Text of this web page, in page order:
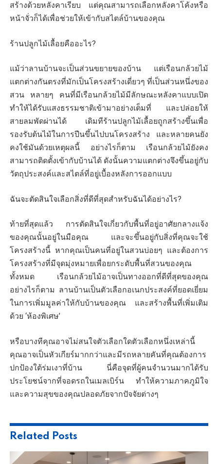
สร้างด้วยหลังคาเรียบ แต่คุณสามารถเลือกหลังคาโค้งหรือ
หน้าจั่วก็ได้เพื่อช่วยให้เข้ากับสไตล์บ้านของคุณ
ร้านปลูกไม้เลื้อยคืออะไร?
แม้ว่าลานบ้านจะเป็นส่วนขยายของบ้าน แต่เรือนกล้วยไม้
แตกต่างกันตรงที่มักเป็นโครงสร้างเดี่ยวๆ ที่เป็นส่วนหนึ่งของ
สวน หลายๆ คนที่มีเรือนกล้วยไม้มีลักษณะหลังคาแบบเปิด
ทำให้ได้รับแสงธรรมชาติเข้ามาอย่างเต็มที่ และปล่อยให้
สายลมพัดผ่านได้ เดิมทีร้านปลูกไม้เลื้อยถูกสร้างขึ้นเพื่อ
รองรับต้นไม้ในการปีนขึ้นไปบนโครงสร้าง และหลายคนยัง
คงใช้มันด้วยเหตุผลนี้ อย่างไรก็ตาม เรือนกล้วยไม้ยังคง
สามารถติดตั้งเข้ากับบ้านได้ ดังนั้นความแตกต่างจึงขึ้นอยู่กับ
วัตถุประสงค์และสไตล์ที่อยู่เบื้องหลังการออกแบบ
ฉันจะตัดสินใจเลือกสิ่งที่ดีที่สุดสำหรับฉันได้อย่างไร?
ท้ายที่สุดแล้ว การตัดสินใจเกี่ยวกับพื้นที่อยู่อาศัยกลางแจ้ง
ของคุณนั้นอยู่ในมือคุณ และจะขึ้นอยู่กับสิ่งที่คุณจะใช้
โครงสร้างนี้ หากคุณเป็นคนที่อยู่ในสวนบ่อยๆ และต้องการ
โครงสร้างที่มีจุดมุ่งหมายเพื่อยกระดับพื้นที่สวนของคุณ
ทั้งหมด เรือนกล้วยไม้อาจเป็นทางออกที่ดีที่สุดของคุณ
อย่างไรก็ตาม ลานบ้านเป็นตัวเลือกอเนกประสงค์ที่ยอดเยี่ยม
ในการเพิ่มมูลค่าให้กับบ้านของคุณ และสร้างพื้นที่เพิ่มเติม
ด้วย ‘ห้องพิเศษ’
หรือบางทีคุณอาจไม่สนใจตัวเลือกใดตัวเลือกหนึ่งเหล่านี้
คุณอาจเป็นหัวเกียร์มากกว่าและมีรถหลายคันที่คุณต้องการ
ปกป้องใต้ร่มเงาที่บ้าน นี่คือจุดที่ผู้คนจำนวนมากได้รับ
ประโยชน์จากที่จอดรถในเมลเบิร์น ทำให้ความภาคภูมิใจ
และความสุขของคุณปลอดภัยจากปัจจัยต่างๆ
Related Posts